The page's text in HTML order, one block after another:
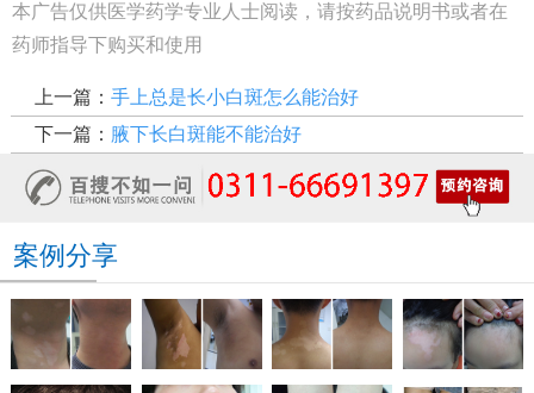
本广告仅供医学药学专业人士阅读，请按药品说明书或者在
药师指导下购买和使用
上一篇： 手上总是长小白斑怎么能治好
下一篇： 腋下长白斑能不能治好
案例分享